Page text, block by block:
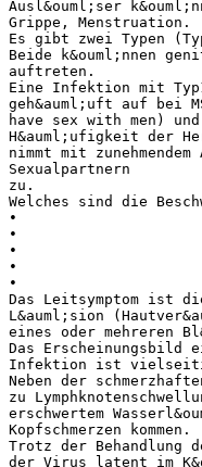
Ausl&ouml;ser
Grippe, Menstruation.
Es gibt zwei Typen
Beide k&ouml;nnen
auftreten.
Eine Infektion mit
geh&auml;uft auf bei
have sex with men)
H&auml;ufigkeit der
nimmt mit
Sexualpartnern
zu.
Welches sind die
•
•
•
•
•
Das Leitsymptom ist
L&auml;sion
eines oder mehreren
Das Erscheinungsbild
Infektion ist
Neben der
zu
erschwertem
Kopfschmerzen kommen.
Trotz der
der Virus latent im